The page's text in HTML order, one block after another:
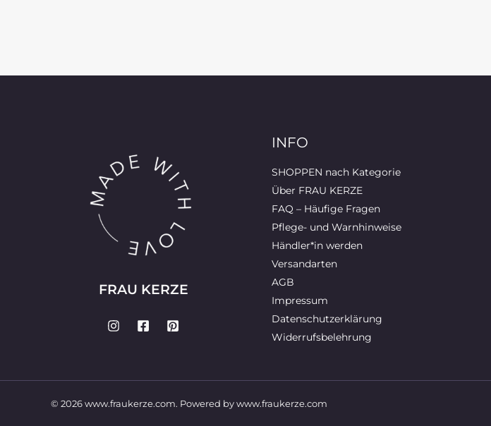
FRAU KERZE
INFO
SHOPPEN nach Kategorie
Über FRAU KERZE
FAQ – Häufige Fragen
Pflege- und Warnhinweise
Händler*in werden
Versandarten
AGB
Impressum
Datenschutzerklärung
Widerrufsbelehrung
© 2026 www.fraukerze.com. Powered by www.fraukerze.com